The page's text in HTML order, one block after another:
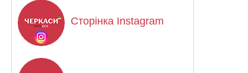
Сторінка Instagram